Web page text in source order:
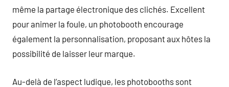
même la partage électronique des clichés. Excellent
pour animer la foule, un photobooth encourage
également la personnalisation, proposant aux hôtes la
possibilité de laisser leur marque.
Au-delà de l’aspect ludique, les photobooths sont